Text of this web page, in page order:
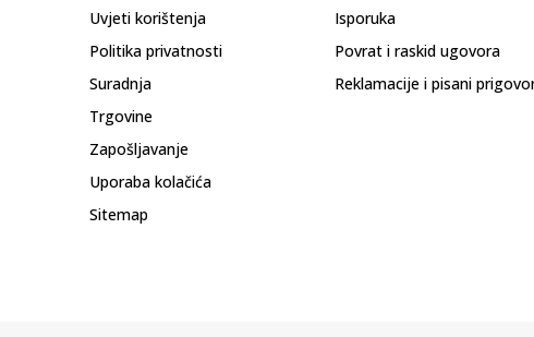
Uvjeti korištenja
Politika privatnosti
Suradnja
Trgovine
Zapošljavanje
Uporaba kolačića
Sitemap
Isporuka
Povrat i raskid ugovora
Reklamacije i pisani